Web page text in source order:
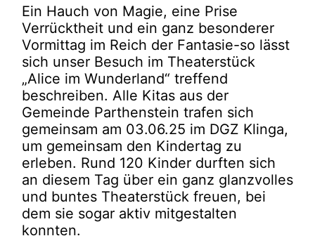
Ein Hauch von Magie, eine Prise
Verrücktheit und ein ganz besonderer
Vormittag im Reich der Fantasie-so lässt
sich unser Besuch im Theaterstück
„Alice im Wunderland“ treffend
beschreiben. Alle Kitas aus der
Gemeinde Parthenstein trafen sich
gemeinsam am 03.06.25 im DGZ Klinga,
um gemeinsam den Kindertag zu
erleben. Rund 120 Kinder durften sich
an diesem Tag über ein ganz glanzvolles
und buntes Theaterstück freuen, bei
dem sie sogar aktiv mitgestalten
konnten.